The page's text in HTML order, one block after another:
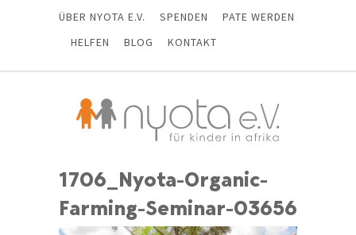
ÜBER NYOTA E.V. SPENDEN
PATE WERDEN
HELFEN
BLOG KONTAKT
1706_Nyota-Organic-
Farming-Seminar-03656